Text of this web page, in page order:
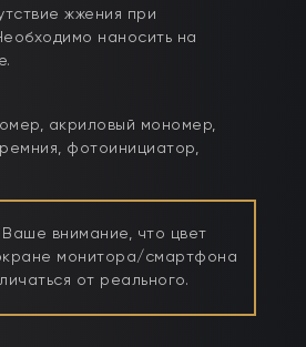
жжения при
наносить на
акриловый мономер,
фотоинициатор,
внимание, что цвет
монитора/смартфона
от реального.